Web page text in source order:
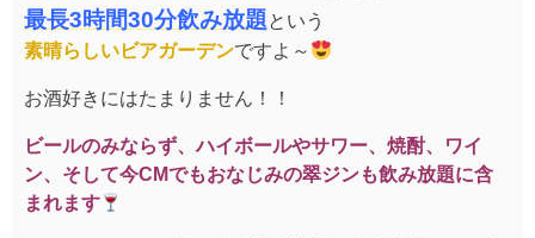
最長3時間30分飲み放題という
素晴らしいビアガーデンですよ～
お酒好きにはたまりません！！
ビールのみならず、ハイボールやサワー、焼酎、ワイ
ン、そして今CMでもおなじみの翠ジンも飲み放題に含
まれます